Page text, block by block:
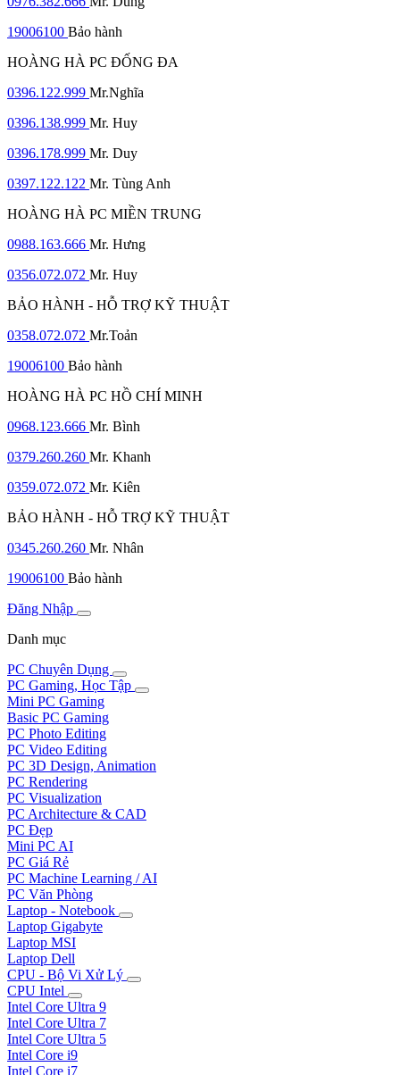
19006100 Bảo hành
HOÀNG HÀ PC ĐỐNG ĐA
0396.122.999 Mr.Nghĩa
0396.138.999 Mr. Huy
0396.178.999 Mr. Duy
0397.122.122 Mr. Tùng Anh
HOÀNG HÀ PC MIỀN TRUNG
0988.163.666 Mr. Hưng
0356.072.072 Mr. Huy
BẢO HÀNH - HỖ TRỢ KỸ THUẬT
0358.072.072 Mr.Toản
19006100 Bảo hành
HOÀNG HÀ PC HỒ CHÍ MINH
0968.123.666 Mr. Bình
0379.260.260 Mr. Khanh
0359.072.072 Mr. Kiên
BẢO HÀNH - HỖ TRỢ KỸ THUẬT
0345.260.260 Mr. Nhân
19006100 Bảo hành
Đăng Nhập
Danh mục
PC Chuyên Dụng
PC Gaming, Học Tập
Mini PC Gaming
Basic PC Gaming
PC Photo Editing
PC Video Editing
PC 3D Design, Animation
PC Rendering
PC Visualization
PC Architecture & CAD
PC Đẹp
Mini PC AI
PC Giá Rẻ
PC Machine Learning / AI
PC Văn Phòng
Laptop - Notebook
Laptop Gigabyte
Laptop MSI
Laptop Dell
CPU - Bộ Vi Xử Lý
CPU Intel
Intel Core Ultra 9
Intel Core Ultra 7
Intel Core Ultra 5
Intel Core i9
Intel Core i7